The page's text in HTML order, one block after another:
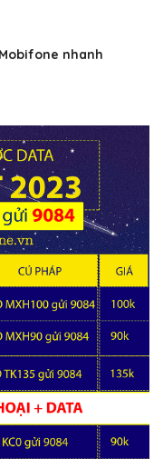
nhanh